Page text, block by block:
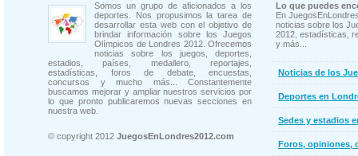
Somos un grupo de aficionados a los
deportes. Nos propusimos la tarea de
desarrollar esta web con el objetivo de
brindar información sobre los Juegos
Olímpicos de Londres 2012. Ofrecemos
noticias sobre los juegos, deportes,
estadios, países, medallero, reportajes,
estadísticas, foros de debate, encuestas,
concursos y mucho más... Constantemente
buscamos mejorar y ampliar nuestros servicios por
lo que pronto publicaremos nuevas secciones en
nuestra web.
© copyright 2012 JuegosEnLondres2012.com
Lo que puedes
En
noticias sobre los
2012, estadísticas,
y más...
Noticias de los
Deportes en
Sedes y estadios
Foros, opiniones,